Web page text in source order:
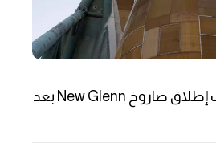
Blue Origin يستأنف إطلاق صاروخ New Glenn بعد